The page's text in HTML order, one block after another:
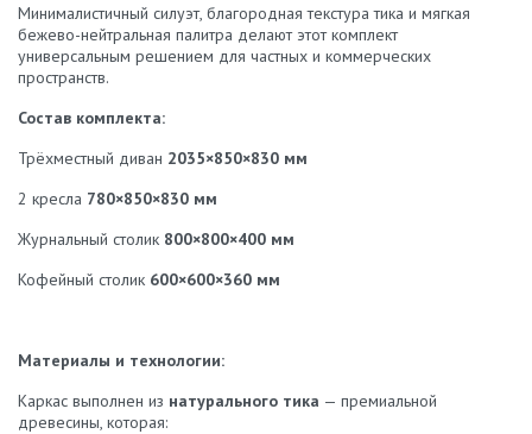
Минималистичный силуэт, благородная текстура тика и мягкая
бежево-нейтральная палитра делают этот комплект
универсальным решением для частных и коммерческих
пространств.
Состав комплекта:
Трёхместный диван 2035×850×830 мм
2 кресла 780×850×830 мм
Журнальный столик 800×800×400 мм
Кофейный столик 600×600×360 мм
Материалы и технологии:
Каркас выполнен из натурального тика — премиальной
древесины, которая: